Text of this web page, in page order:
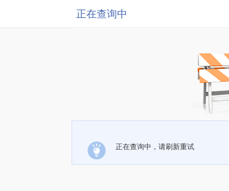
正在查询中
正在查询中，请刷新重试